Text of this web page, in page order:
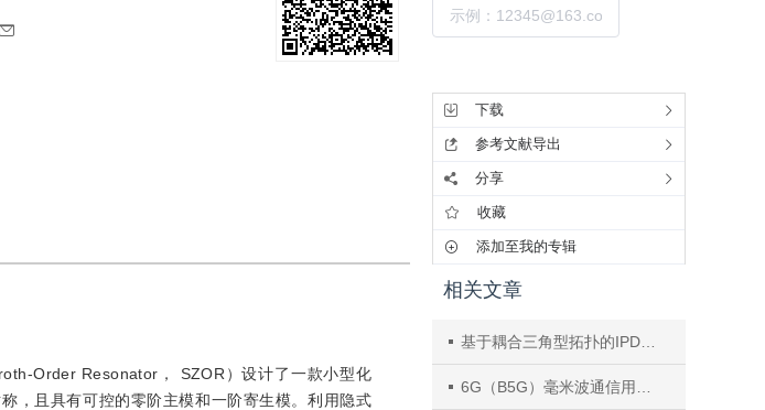
Order Resonator， SZOR）设计了一款小型化
，且具有可控的零阶主模和一阶寄生模。利用隐式
下载
参考文献导出
分享
收藏
添加至我的专辑
相关文章
基于耦合三角型拓扑的IPD高选择性带通滤波器综合设计和实验研究
6G（B5G）毫米波通信用高选择性低损耗小型化LTCC滤波器设计与测试方法